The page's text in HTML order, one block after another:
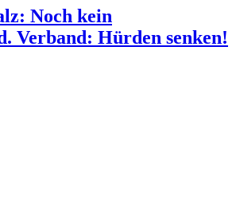
Noch kein
Verband: Hürden senken!